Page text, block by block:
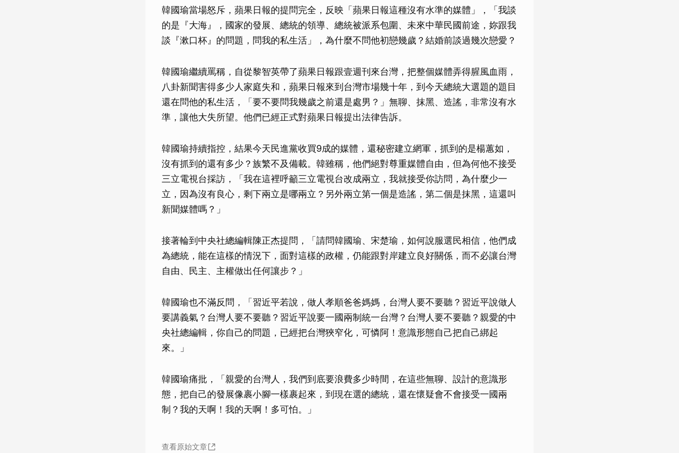
韓國瑜當場怒斥，蘋果日報的提問完全，反映「蘋果日報這種沒有水準的媒體」，「我談
的是『大海』，國家的發展、總統的領導、總統被派系包圍、未來中華民國前途，妳跟我
談『漱口杯』的問題，問我的私生活」，為什麼不問他初戀幾歲？結婚前談過幾次戀愛？
韓國瑜繼續罵稱，自從黎智英帶了蘋果日報跟壹週刊來台灣，把整個媒體弄得腥風血雨，
八卦新聞害得多少人家庭失和，蘋果日報來到台灣市場幾十年，到今天總統大選題的題目
還在問他的私生活，「要不要問我幾歲之前還是處男？」無聊、抹黑、造謠，非常沒有水
準，讓他大失所望。他們已經正式對蘋果日報提出法律告訴。
韓國瑜持續指控，結果今天民進黨收買9成的媒體，還秘密建立網軍，抓到的是楊蕙如，
沒有抓到的還有多少？族繁不及備載。韓雖稱，他們絕對尊重媒體自由，但為何他不接受
三立電視台採訪，「我在這裡呼籲三立電視台改成兩立，我就接受你訪問，為什麼少一
立，因為沒有良心，剩下兩立是哪兩立？另外兩立第一個是造謠，第二個是抹黑，這還叫
新聞媒體嗎？」
接著輪到中央社總編輯陳正杰提問，「請問韓國瑜、宋楚瑜，如何說服選民相信，他們成
為總統，能在這樣的情況下，面對這樣的政權，仍能跟對岸建立良好關係，而不必讓台灣
自由、民主、主權做出任何讓步？」
韓國瑜也不滿反問，「習近平若說，做人孝順爸爸媽媽，台灣人要不要聽？習近平說做人
要講義氣？台灣人要不要聽？習近平說要一國兩制統一台灣？台灣人要不要聽？親愛的中
央社總編輯，你自己的問題，已經把台灣狹窄化，可憐阿！意識形態自己把自己綁起
來。」
韓國瑜痛批，「親愛的台灣人，我們到底要浪費多少時間，在這些無聊、設計的意識形
態，把自己的發展像裹小腳一樣裹起來，到現在選的總統，還在懷疑會不會接受一國兩
制？我的天啊！我的天啊！多可怕。」
查看原始文章
取消